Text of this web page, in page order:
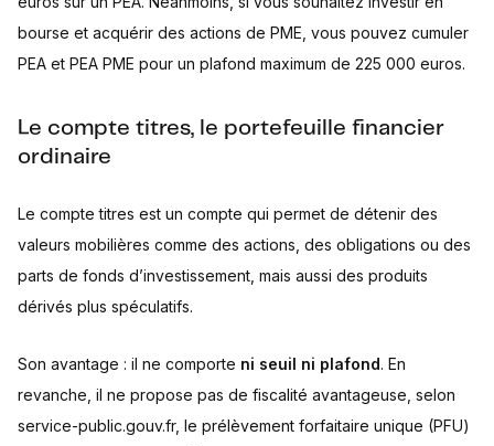
bourse et acquérir des actions de PME, vous pouvez cumuler
PEA et PEA PME pour un plafond maximum de 225 000 euros.
Le compte titres, le portefeuille financier
ordinaire
Le compte titres est un compte qui permet de détenir des
valeurs mobilières comme des actions, des obligations ou des
parts de fonds d’investissement, mais aussi des produits
dérivés plus spéculatifs.
Son avantage : il ne comporte ni seuil ni plafond. En
revanche, il ne propose pas de fiscalité avantageuse, selon
service-public.gouv.fr, le prélèvement forfaitaire unique (PFU)